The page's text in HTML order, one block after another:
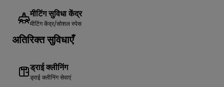
मीटिंग सुविधा केंद्र
मीटिंग केंद्र/सोशल स्पेस
अतिरिक्त सुविधाएँ
ड्राई क्लीनिंग
ड्राई क्लीनिंग सेवाएं